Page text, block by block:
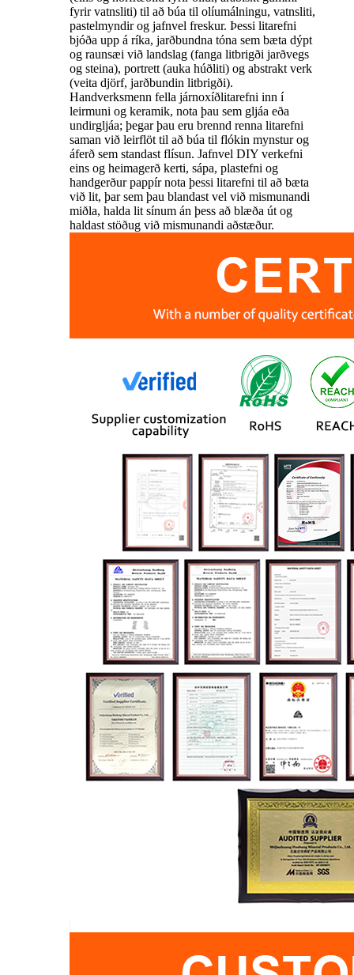
fyrir vatnsliti) til að búa til olíumálningu, vatnsliti,
pastelmyndir og jafnvel freskur. Þessi litarefni
bjóða upp á ríka, jarðbundna tóna sem bæta dýpt
og raunsæi við landslag (fanga litbrigði jarðvegs
og steina), portrett (auka húðliti) og abstrakt verk
(veita djörf, jarðbundin litbrigði).
Handverksmenn fella járnoxíðlitarefni inn í
leirmuni og keramik, nota þau sem gljáa eða
undirgljáa; þegar þau eru brennd renna litarefni
saman við leirflöt til að búa til flókin mynstur og
áferð sem standast flísun. Jafnvel DIY verkefni
eins og heimagerð kerti, sápa, plastefni og
handgerður pappír nota þessi litarefni til að bæta
við lit, þar sem þau blandast vel við mismunandi
miðla, halda lit sínum án þess að blæða út og
haldast stöðug við mismunandi aðstæður.